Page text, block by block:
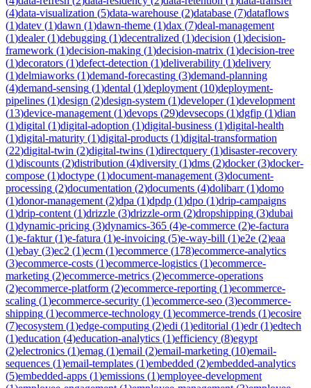
(4)data-visualization (5)data-warehouse (2)database (7)dataflows
(1)datev (1)dawn (1)dawn-theme (1)dax (7)deal-management
(1)dealer(1)debugging (1)decentralized (1)decision (1)decision-
framework (1)decision-making (1)decision-matrix (1)decision-tree
(1)decorators (1)defect-detection (1)deliverability (1)delivery
(1)delmiaworks (1)demand-forecasting (3)demand-planning
(4)demand-sensing (1)dental (1)deployment (10)deployment-
pipelines (1)design (2)design-system (1)developer(1)development
(13)device-management (1)devops (29)devsecops (1)dgfip (1)dian
(1)digital (1)digital-adoption (1)digital-business (1)digital-health
(1)digital-maturity (1)digital-products (1)digital-transformation
(22)digital-twin (2)digital-twins (1)directquery (1)disaster-recovery
(1)discounts (2)distribution (4)diversity (1)dms (2)docker(3)docker-
compose (1)doctype (1)document-management (3)document-
processing (2)documentation (2)documents (4)dolibarr(1)domo
(1)donor-management (2)dpa (1)dpdp (1)dpo (1)drip-campaigns
(1)drip-content (1)drizzle (3)drizzle-orm (2)dropshipping (3)dubai
(1)dynamic-pricing (3)dynamics-365 (4)e-commerce (2)e-factura
(1)e-faktur(1)e-fatura (1)e-invoicing (5)e-way-bill (1)e2e (2)eaa
(1)ebay (3)ec2 (1)ecm (1)ecommerce (178)ecommerce-analytics
(3)ecommerce-costs (1)ecommerce-logistics (1)ecommerce-
marketing (2)ecommerce-metrics (2)ecommerce-operations
(2)ecommerce-platform (2)ecommerce-reporting (1)ecommerce-
scaling (1)ecommerce-security (1)ecommerce-seo (3)ecommerce-
shipping (1)ecommerce-technology (1)ecommerce-trends (1)ecosire
(7)ecosystem (1)edge-computing (2)edi (1)editorial (1)edr(1)edtech
(1)education (4)education-analytics (1)efficiency (8)egypt
(2)electronics (1)emag (1)email (2)email-marketing (10)email-
sequences (1)email-templates (1)embedded (2)embedded-analytics
(5)embedded-apps (1)emissions (1)employee-development